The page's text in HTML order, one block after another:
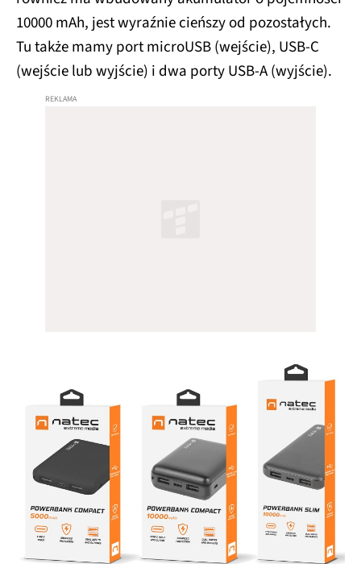
10000 mAh, jest wyraźnie cieńszy od pozostałych.
Tu także mamy port microUSB (wejście), USB-C
(wejście lub wyjście) i dwa porty USB-A (wyjście).